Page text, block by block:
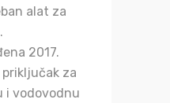
alat za
2017.
za
i vodovodnu